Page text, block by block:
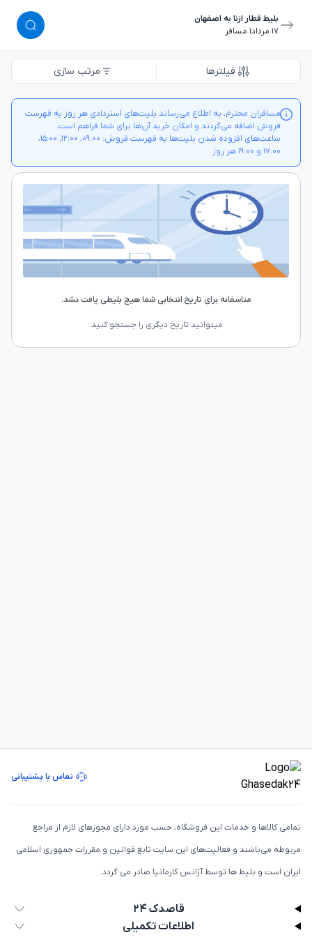
بلیط قطار ازنا به اصفهان
١٧ مرداد
١ مسافر
فیلترها مرتب سازی
مسافران محترم، به اطلاع می‌رساند بلیت‌های استردادی هر روز به فهرست
فروش اضافه می‌گردند و امکان خرید آن‌ها برای شما فراهم است.
ساعت‌های افزوده شدن بلیت‌ها به فهرست فروش: ۰۹:۰۰، ۱۲:۰۰، ۱۵:۰۰،
۱۷:۰۰ و ۱۹:۰۰ هر روز
متاسفانه برای تاریخ انتخابی شما هیچ بلیطی یافت نشد.
میتوانید تاریخ دیگری را جستجو کنید.
تماس با پشتیبانی
تمامی كالاها و خدمات اين فروشگاه، حسب مورد دارای مجوزهای لازم از مراجع
مربوطه می‌باشند و فعاليت‌های اين سايت تابع قوانين و مقررات جمهوری اسلامی
ايران است و بلیط ها توسط آژانس کارمانیا صادر می گردد.
قاصدک ۲۴
اطلاعات تکمیلی